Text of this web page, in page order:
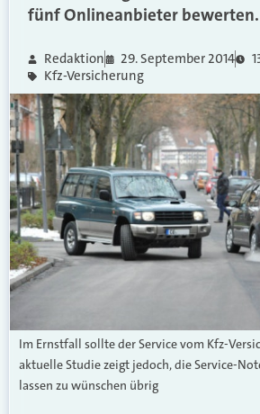
fünf Onlineanbieter bewerten.
Redaktion 29. September 2014
Kfz-Versicherung
Im Ernstfall sollte der Service vom Kfz-
aktuelle Studie zeigt jedoch, die Service-
lassen zu wünschen übrig